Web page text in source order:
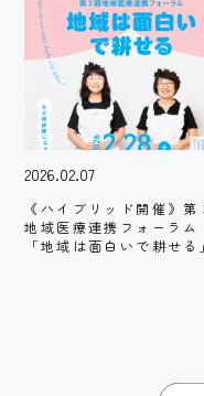
2026.02.07
《ハイブリッド開催》第
地域医療連携フォーラ
「地域は面白いで耕せる